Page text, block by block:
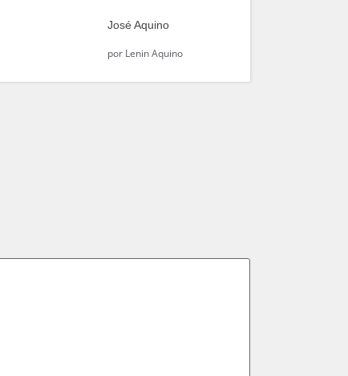
José Aquino
porLenin Aquino